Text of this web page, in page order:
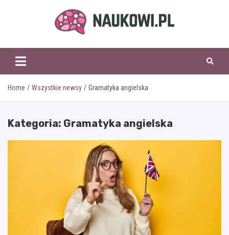
naukowi.pl
Home Wszystkie newsy Gramatyka angielska
Kategoria: Gramatyka angielska